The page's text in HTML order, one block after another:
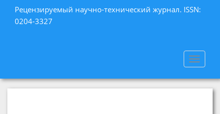
Рецензируемый научно-технический журнал. ISSN:
0204-3327
Toggle